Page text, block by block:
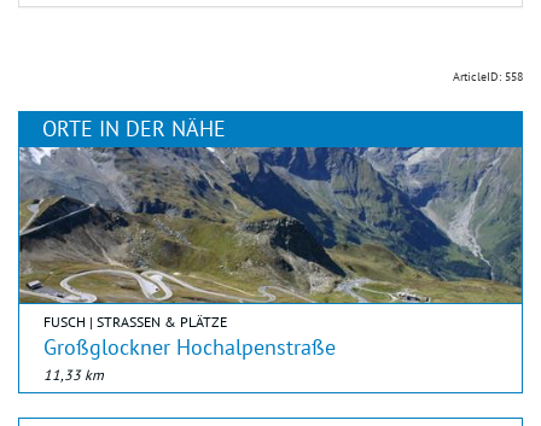
ArticleID: 558
ORTE IN DER NÄHE
FUSCH | STRASSEN & PLÄTZE
Großglockner Hochalpenstraße
11,33 km